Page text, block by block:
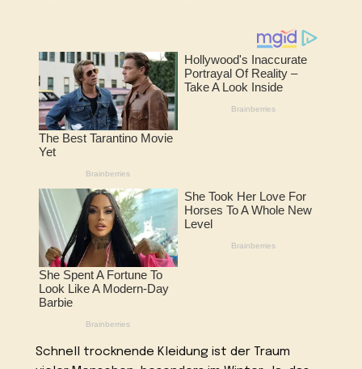
Schnell trocknende Kleidung ist der Traum